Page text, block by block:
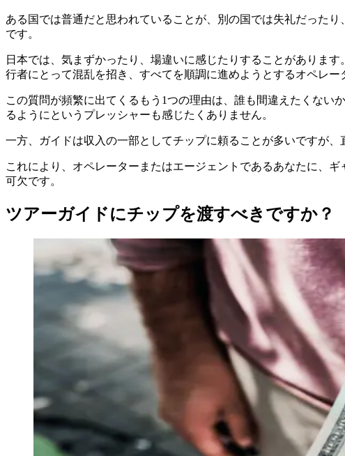
ある国では普通だと思われていることが、別の国では失礼だった
です。
日本では、気まずかったり、場違いに感じたりすることがありま
行者にとって混乱を招き、すべてを順調に進めようとするオペレー
この質問が頻繁に出てくるもう1つの理由は、誰も間違えたくな
るようにというプレッシャーも感じたくありません。
一方、ガイドは収入の一部としてチップに頼ることが多いですが
これにより、オペレーターまたはエージェントであるあなたに、
可欠です。
ツアーガイドにチップを渡すべきですか？